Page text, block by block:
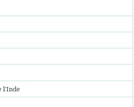
l'Inde